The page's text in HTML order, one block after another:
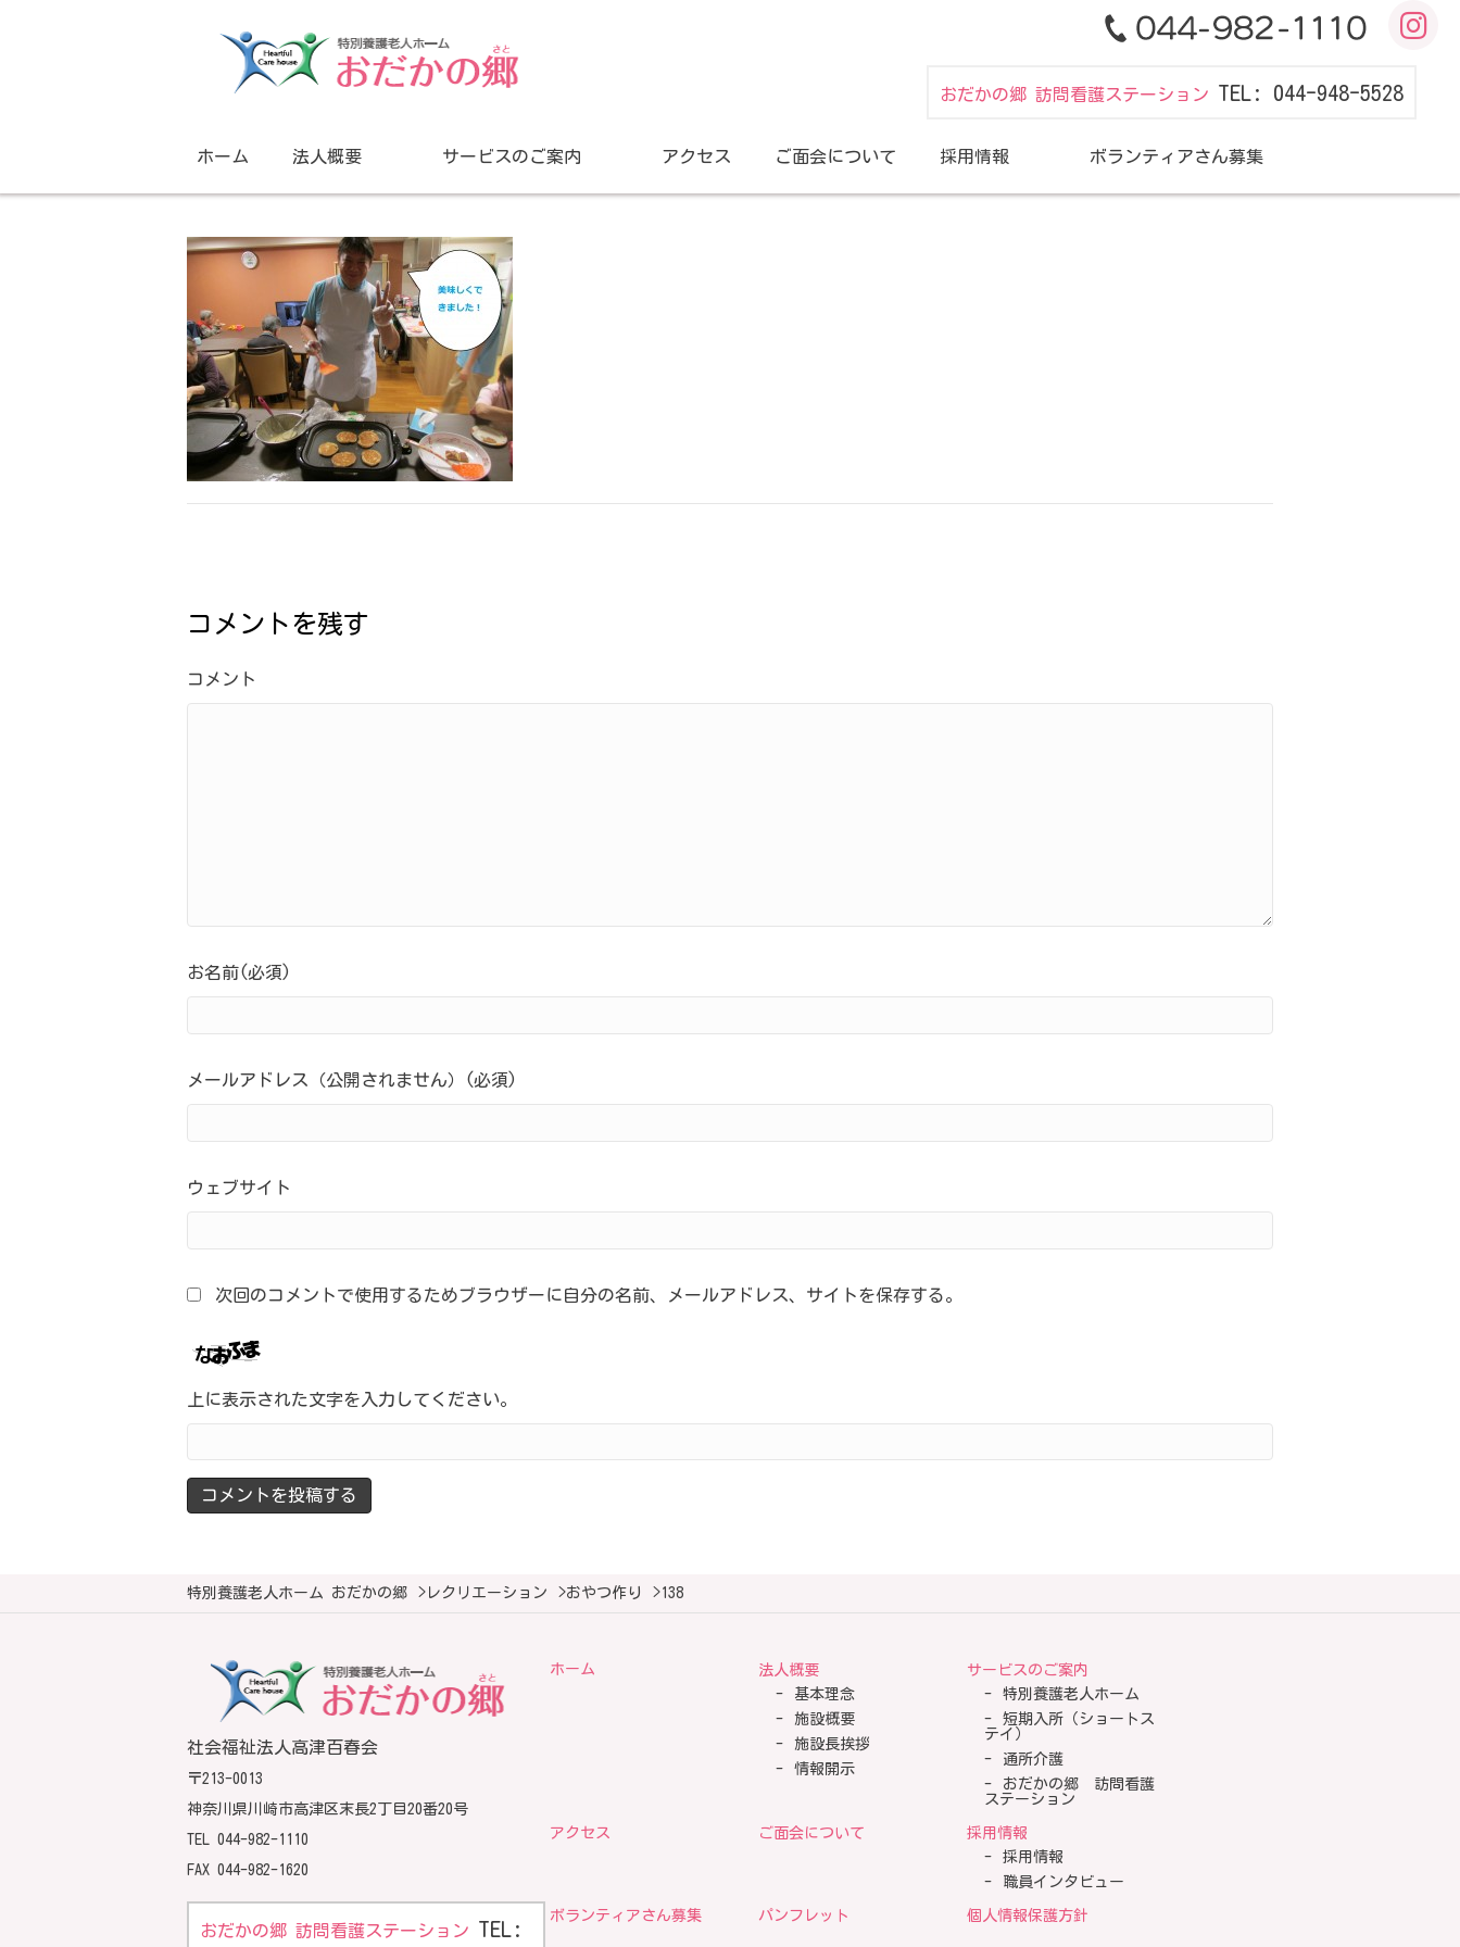
おだかの郷 訪問看護ステーション TEL: 044-948-5528
ホーム 法人概要 サービスのご案内 アクセス ご面会について 採用情報 ボランティアさん募集
コメントを残す
コメント
お名前(必須)
メールアドレス（公開されません）(必須)
ウェブサイト
次回のコメントで使用するためブラウザーに自分の名前、メールアドレス、サイトを保存する。
上に表示された文字を入力してください。
特別養護老人ホーム おだかの郷 > レクリエーション >おやつ作り >138
社会福祉法人高津百春会
〒213-0013
神奈川県川崎市高津区末長2丁目20番20号
TEL 044-982-1110
FAX 044-982-1620
おだかの郷 訪問看護ステーション TEL:
ホーム
法人概要
基本理念
施設概要
施設長挨拶
情報開示
サービスのご案内
特別養護老人ホーム
短期入所（ショートス
テイ）
通所介護
おだかの郷 訪問看護
ステーション
アクセス ご面会について
採用情報
採用情報
職員インタビュー
ボランティアさん募集 パンフレット 個人情報保護方針